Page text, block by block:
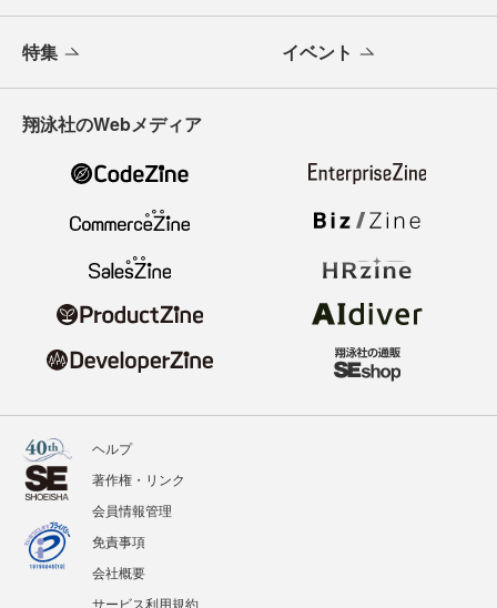
特集 イベント
翔泳社のWebメディア
ヘルプ
著作権・リンク
会員情報管理
免責事項
会社概要
サービス利用規約